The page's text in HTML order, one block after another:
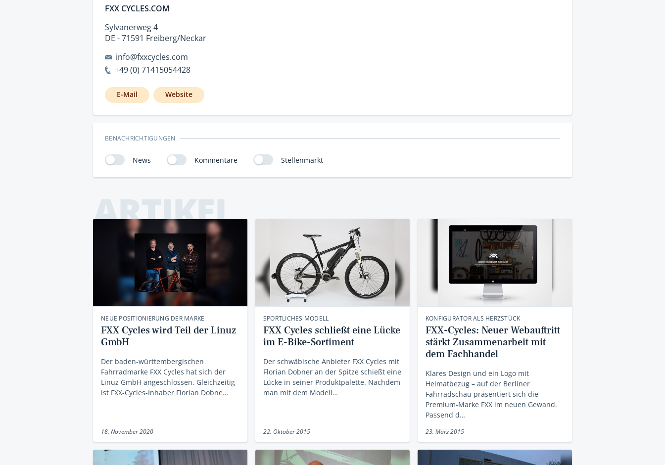
FXX CYCLES.COM
Sylvanerweg 4
DE - 71591 Freiberg/Neckar
info@fxxcycles.com
+49 (0) 71415054428
E-Mail Website
BENACHRICHTIGUNGEN
News Kommentare Stellenmarkt
ARTIKEL
NEUE POSITIONIERUNG DER MARKE
FXX Cycles wird Teil der Linuz
GmbH
Der baden-württembergischen
Fahrradmarke FXX Cycles hat sich der
Linuz GmbH angeschlossen. Gleichzeitig
ist FXX-Cycles-Inhaber Florian Dobne…
18. November 2020
SPORTLICHES MODELL
FXX Cycles schließt eine Lücke
im E-Bike-Sortiment
Der schwäbische Anbieter FXX Cycles mit
Florian Dobner an der Spitze schießt eine
Lücke in seiner Produktpalette. Nachdem
man mit dem Modell…
22. Oktober 2015
KONFIGURATOR ALS HERZSTÜCK
FXX-Cycles: Neuer Webauftritt
stärkt Zusammenarbeit mit
dem Fachhandel
Klares Design und ein Logo mit
Heimatbezug – auf der Berliner
Fahrradschau präsentiert sich die
Premium-Marke FXX im neuen Gewand.
Passend d…
23. März 2015